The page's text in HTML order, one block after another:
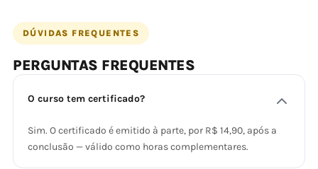
DÚVIDAS FREQUENTES
PERGUNTAS FREQUENTES
O curso tem certificado?
Sim. O certificado é emitido à parte, por R$ 14,90, após a
conclusão — válido como horas complementares.